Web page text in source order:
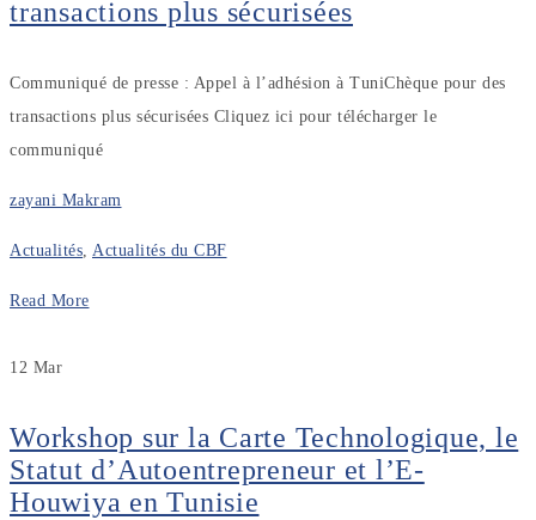
transactions plus sécurisées
Communiqué de presse : Appel à l’adhésion à TuniChèque pour des
transactions plus sécurisées Cliquez ici pour télécharger le
communiqué
zayani Makram
Actualités Actualités du CBF
Read More
12 Mar
Workshop sur la Carte Technologique, le
Statut d’Autoentrepreneur et l’E-
Houwiya en Tunisie